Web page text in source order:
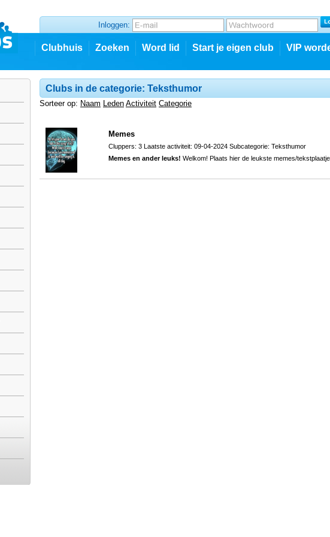
Inloggen:
Clubhuis Zoeken Word lid Start je eigen club VIP
Clubs in de categorie: Teksthumor
Sorteer op: Naam Leden Activiteit Categorie
Memes
Cluppers: 3 Laatste activiteit: 09-04-2024 Subcategorie: Teksthumor
Memes en ander leuks! Welkom! Plaats hier de leukste memes/